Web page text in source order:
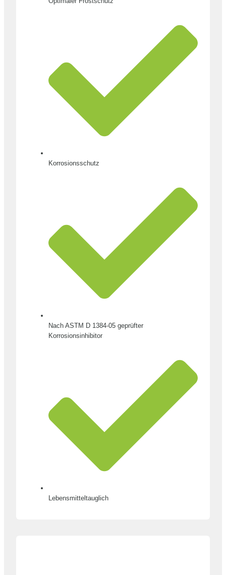
Korrosionsschutz
Nach ASTM D 1384-05 geprüfter
Korrosionsinhibitor
Lebensmitteltauglich